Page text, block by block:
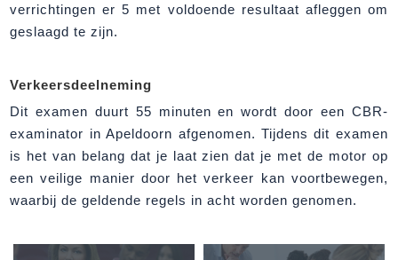
verrichtingen er 5 met voldoende resultaat afleggen om
geslaagd te zijn.
Verkeersdeelneming
Dit examen duurt 55 minuten en wordt door een CBR-
examinator in Apeldoorn afgenomen. Tijdens dit examen
is het van belang dat je laat zien dat je met de motor op
een veilige manier door het verkeer kan voortbewegen,
waarbij de geldende regels in acht worden genomen.